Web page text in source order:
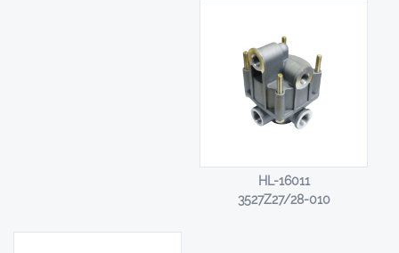
HL-16011
3527Z27/28-010